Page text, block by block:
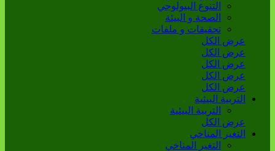
التنوع البيولوجي
الصحة و البيئة
تحقيقات و ملفات
عرض الكل
عرض الكل
عرض الكل
عرض الكل
عرض الكل
التربية البيئية
التربية البيئية
عرض الكل
التغير المناخي
التغير المناخي